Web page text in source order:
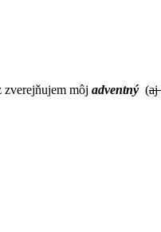
zverejňujem môj adventný (aj